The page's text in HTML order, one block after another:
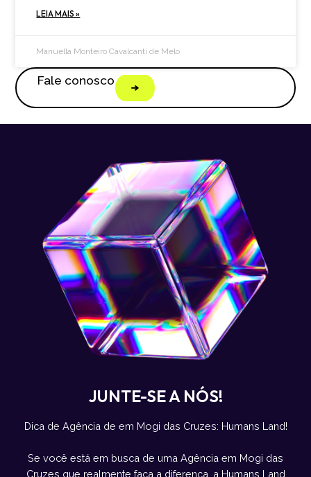
LEIA MAIS »
Manuella Monteiro Cavalcanti de Melo
Fale conosco
JUNTE-SE A NÓS!
Dica de Agência de em Mogi das Cruzes: Humans Land!
Se você está em busca de uma Agência em Mogi das
Cruzes que realmente faça a diferença, a Humans Land